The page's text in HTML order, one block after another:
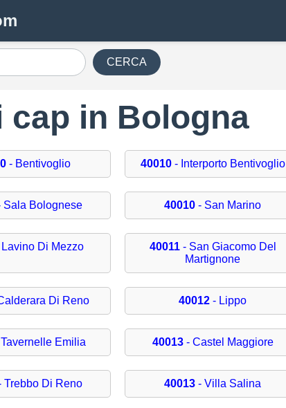
CERCA
cap in Bologna
- Bentivoglio 40010- Interporto Bentivoglio
Sala Bolognese 40010 - San Marino
Lavino Di Mezzo 40011- San Giacomo Del
Martignone
Di Reno 40012 - Lippo
Emilia 40013- Castel Maggiore
Trebbo Di Reno 40013 - Villa Salina